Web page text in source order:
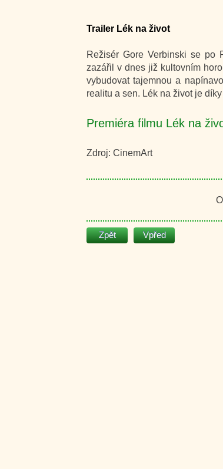
Trailer Lék na život
Režisér Gore Verbinski se po
zazářil v dnes již kultovním
vybudovat tajemnou a
realitu a sen. Lék na život je
Premiéra filmu Lék na
Zdroj: CinemArt
Zpět Vpřed